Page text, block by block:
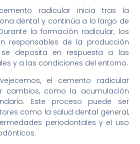
radicular inicia tras la
dental y continúa a lo largo de
la formación radicular, los
responsables de la producción
deposita en respuesta a las
y a las condiciones del entorno.
el cemento radicular
cambios, como la acumulación
Este proceso puede ser
como la salud dental general,
periodontales y el uso